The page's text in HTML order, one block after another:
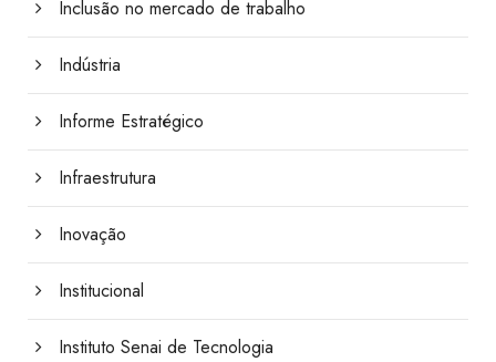
Inclusão no mercado de trabalho
Indústria
Informe Estratégico
Infraestrutura
Inovação
Institucional
Instituto Senai de Tecnologia